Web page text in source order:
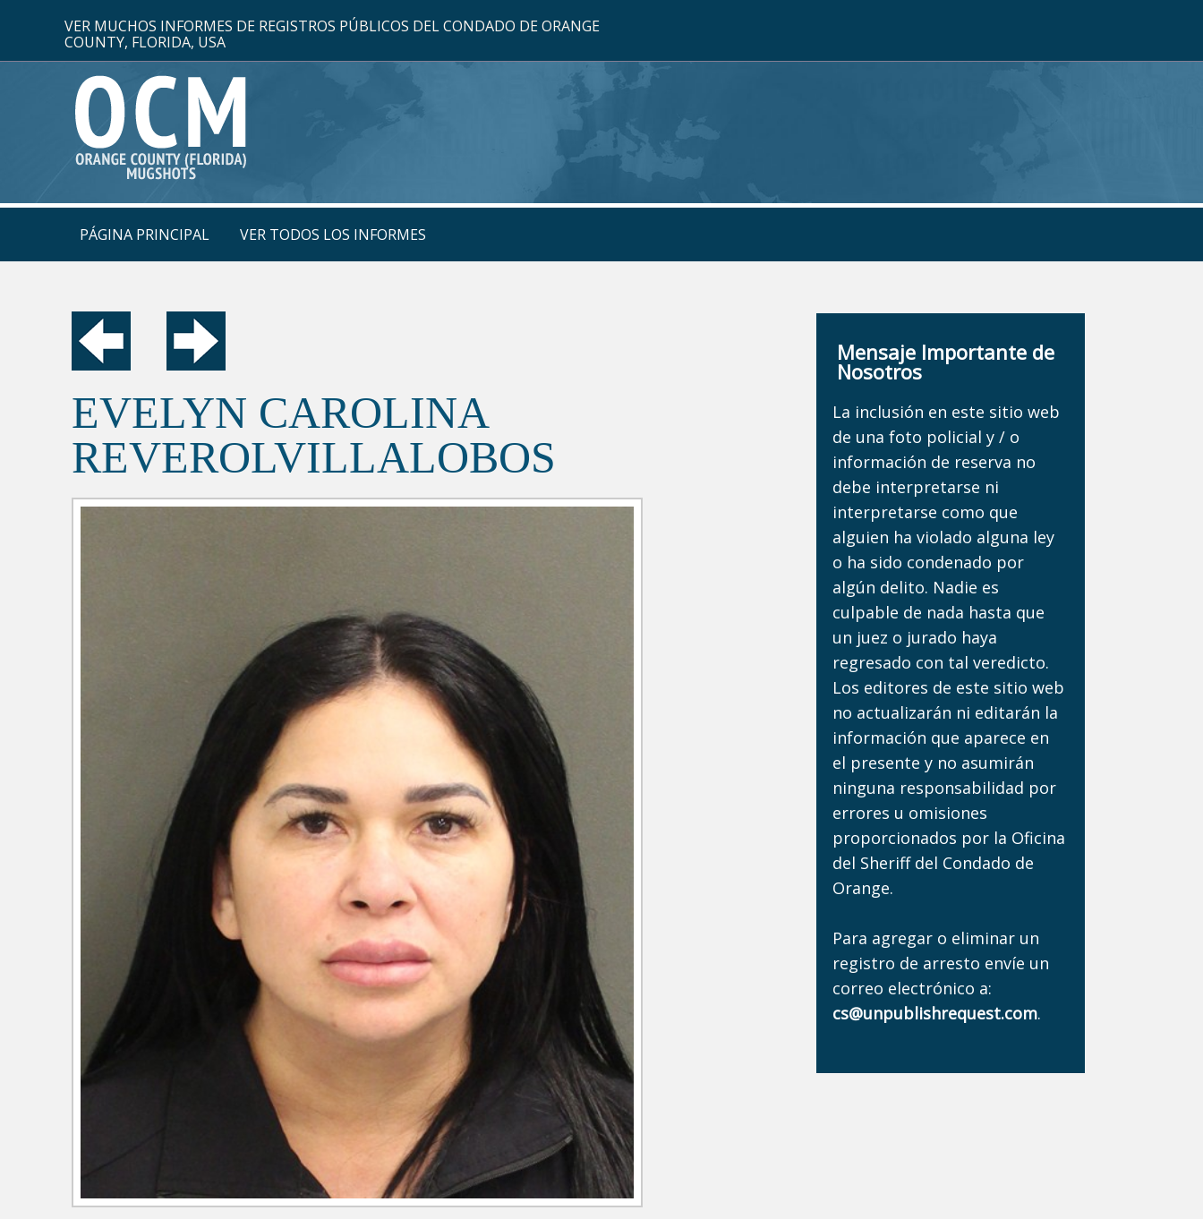
VER MUCHOS INFORMES DE REGISTROS PÚBLICOS DEL CONDADO DE ORANGE
COUNTY, FLORIDA, USA
PÁGINA PRINCIPAL VER TODOS LOS INFORMES
EVELYN CAROLINA
REVEROLVILLALOBOS
Mensaje Importante de
Nosotros
La inclusión en este sitio web
de una foto policial y / o
información de reserva no
debe interpretarse ni
interpretarse como que
alguien ha violado alguna ley
o ha sido condenado por
algún delito. Nadie es
culpable de nada hasta que
un juez o jurado haya
regresado con tal veredicto.
Los editores de este sitio web
no actualizarán ni editarán la
información que aparece en
el presente y no asumirán
ninguna responsabilidad por
errores u omisiones
proporcionados por la Oficina
del Sheriff del Condado de
Orange.
Para agregar o eliminar un
registro de arresto envíe un
correo electrónico a:
cs@unpublishrequest.com.